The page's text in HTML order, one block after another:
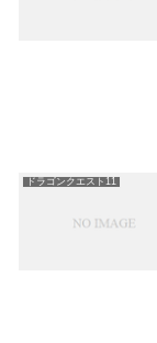
ドラゴンクエスト11